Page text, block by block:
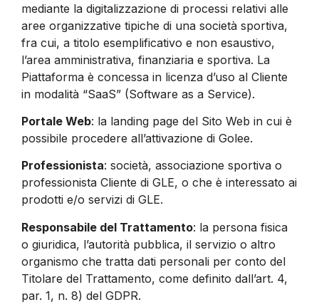
mediante la digitalizzazione di processi relativi alle
aree organizzative tipiche di una società sportiva,
fra cui, a titolo esemplificativo e non esaustivo,
l’area amministrativa, finanziaria e sportiva. La
Piattaforma è concessa in licenza d’uso al Cliente
in modalità “SaaS” (Software as a Service).
Portale Web: la landing page del Sito Web in cui è
possibile procedere all’attivazione di Golee.
Professionista: società, associazione sportiva o
professionista Cliente di GLE, o che è interessato ai
prodotti e/o servizi di GLE.
Responsabile del Trattamento: la persona fisica
o giuridica, l’autorità pubblica, il servizio o altro
organismo che tratta dati personali per conto del
Titolare del Trattamento, come definito dall’art. 4,
par. 1, n. 8) del GDPR.